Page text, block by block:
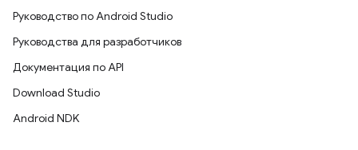
Руководство по Android Studio
Руководства для разработчиков
Документация по API
Download Studio
Android NDK